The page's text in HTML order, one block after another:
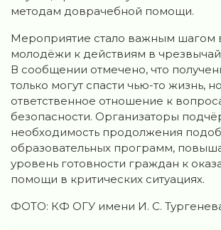
методам доврачебной помощи.
Мероприятие стало важным шагом
молодёжи к действиям в
В сообщении отмечено, что
только могут спасти чью-то жизнь,
ответственное отношение к
безопасности. Организаторы
необходимость продолжения
образовательных программ,
уровень готовности граждан к
помощи в критических ситуациях.
ФОТО: КФ ОГУ имени И. С.